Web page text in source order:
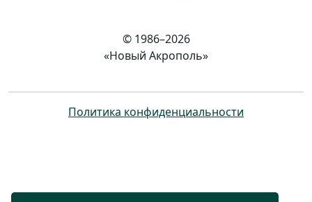
© 1986–2026
«Новый Акрополь»
Политика конфиденциальности